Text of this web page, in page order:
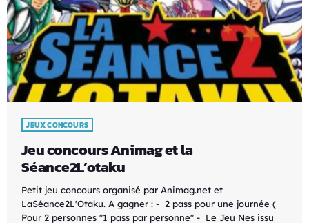
JEUX CONCOURS
Jeu concours Animag et la
Séance2L’otaku
Petit jeu concours organisé par Animag.net et
LaSéance2L'Otaku. A gagner : - 2 pass pour une journée (
Pour 2 personnes "1 pass par personne" - Le Jeu Nes issu